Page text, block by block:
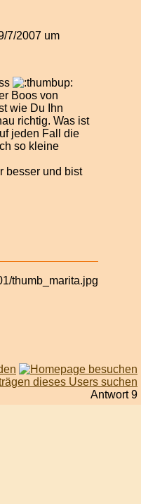
7/2007 um
Boos von
wie Du Ihn
richtig. Was ist
jeden Fall die
so kleine
besser und bist
Antwort 9